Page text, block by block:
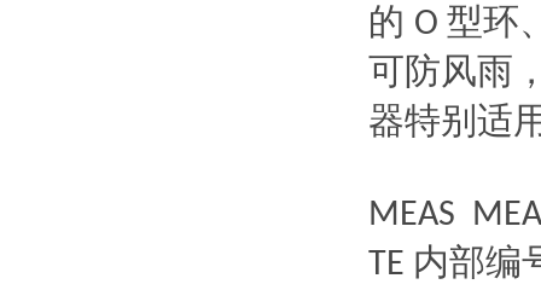
的 O 型环
可防风雨
器特别适
MEAS
TE 内部编